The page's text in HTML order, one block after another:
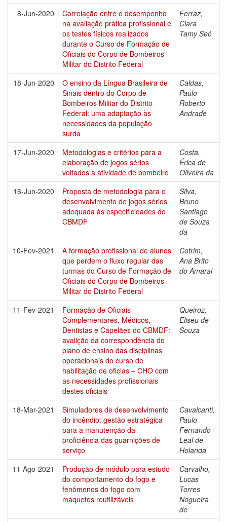
8-Jun-2020
Correlação entre o desempenho
na avaliação prática profissional e
os testes físicos realizados
durante o Curso de Formação de
Oficiais do Corpo de Bombeiros
Militar do Distrito Federal
Ferraz,
Clara
Tamy Seó
18-Jun-2020
O ensino da Língua Brasileira de
Sinais dentro do Corpo de
Bombeiros Militar do Distrito
Federal: uma adaptação às
necessidades da população
surda
Caldas,
Paulo
Roberto
Andrade
17-Jun-2020
Metodologias e critérios para a
elaboração de jogos sérios
voltados à atividade de bombeiro
Costa,
Érica de
Oliveira da
16-Jun-2020
Proposta de metodologia para o
desenvolvimento de jogos sérios
adequada às especificidades do
CBMDF
Silva,
Bruno
Santiago
de Souza
da
10-Fev-2021
A formação profissional de alunos
que perdem o fluxo regular das
turmas do Curso de Formação de
Oficiais do Corpo de Bombeiros
Militar do Distrito Federal
Cotrim,
Ana Brito
do Amaral
11-Fev-2021
Formação de Oficiais
Complementares, Médicos,
Dentistas e Capelães do CBMDF:
avalição da correspondência do
plano de ensino das disciplinas
operacionais do curso de
habilitação de oficias – CHO com
as necessidades profissionais
destes oficiais
Queiroz,
Eliseu de
Souza
18-Mar-2021
Simuladores de desenvolvimento
do incêndio: gestão estratégica
para a manutenção da
proficiência das guarnições de
serviço
Cavalcanti,
Paulo
Fernando
Leal de
Holanda
11-Ago-2021
Produção de módulo para estudo
do comportamento do fogo e
fenômenos do fogo com
maquetes reutilizáveis
Carvalho,
Lucas
Torres
Nogueira
de